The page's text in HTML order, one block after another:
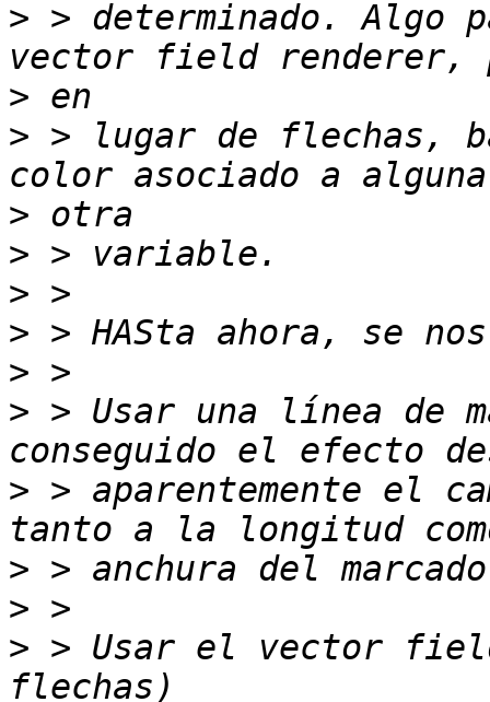
> > determinado. Algo
>
> > lugar de flechas,
>
>
>
>
>
> > Usar una línea de
> > aparentemente el
>
>
> > Usar el vector